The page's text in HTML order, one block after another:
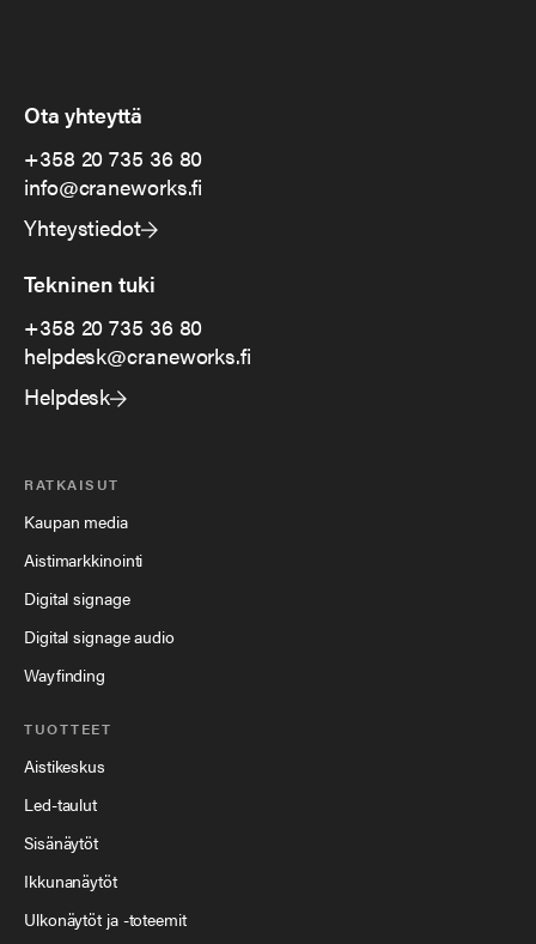
Ota yhteyttä
+358 20 735 36 80
info@craneworks.fi
Yhteystiedot
Tekninen tuki
+358 20 735 36 80
helpdesk@craneworks.fi
Helpdesk
RATKAISUT
Kaupan media
Aistimarkkinointi
Digital signage
Digital signage audio
Wayfinding
TUOTTEET
Aistikeskus
Led-taulut
Sisänäytöt
Ikkunanäytöt
Ulkonäytöt ja -toteemit